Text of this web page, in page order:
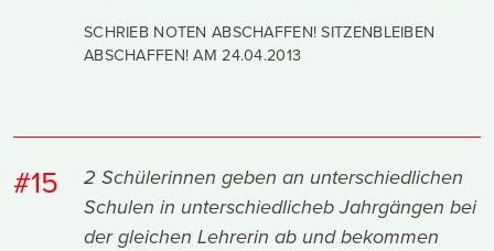
SCHRIEB NOTEN ABSCHAFFEN! SITZENBLEIBEN
ABSCHAFFEN! AM24.04.2013
#15
2 Schülerinnen geben an unterschiedlichen
Schulen in unterschiedlicheb Jahrgängen bei
der gleichen Lehrerin ab und bekommen